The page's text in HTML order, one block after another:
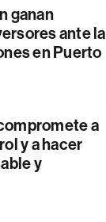
ganan
ante la
en Puerto
a
y a hacer
y